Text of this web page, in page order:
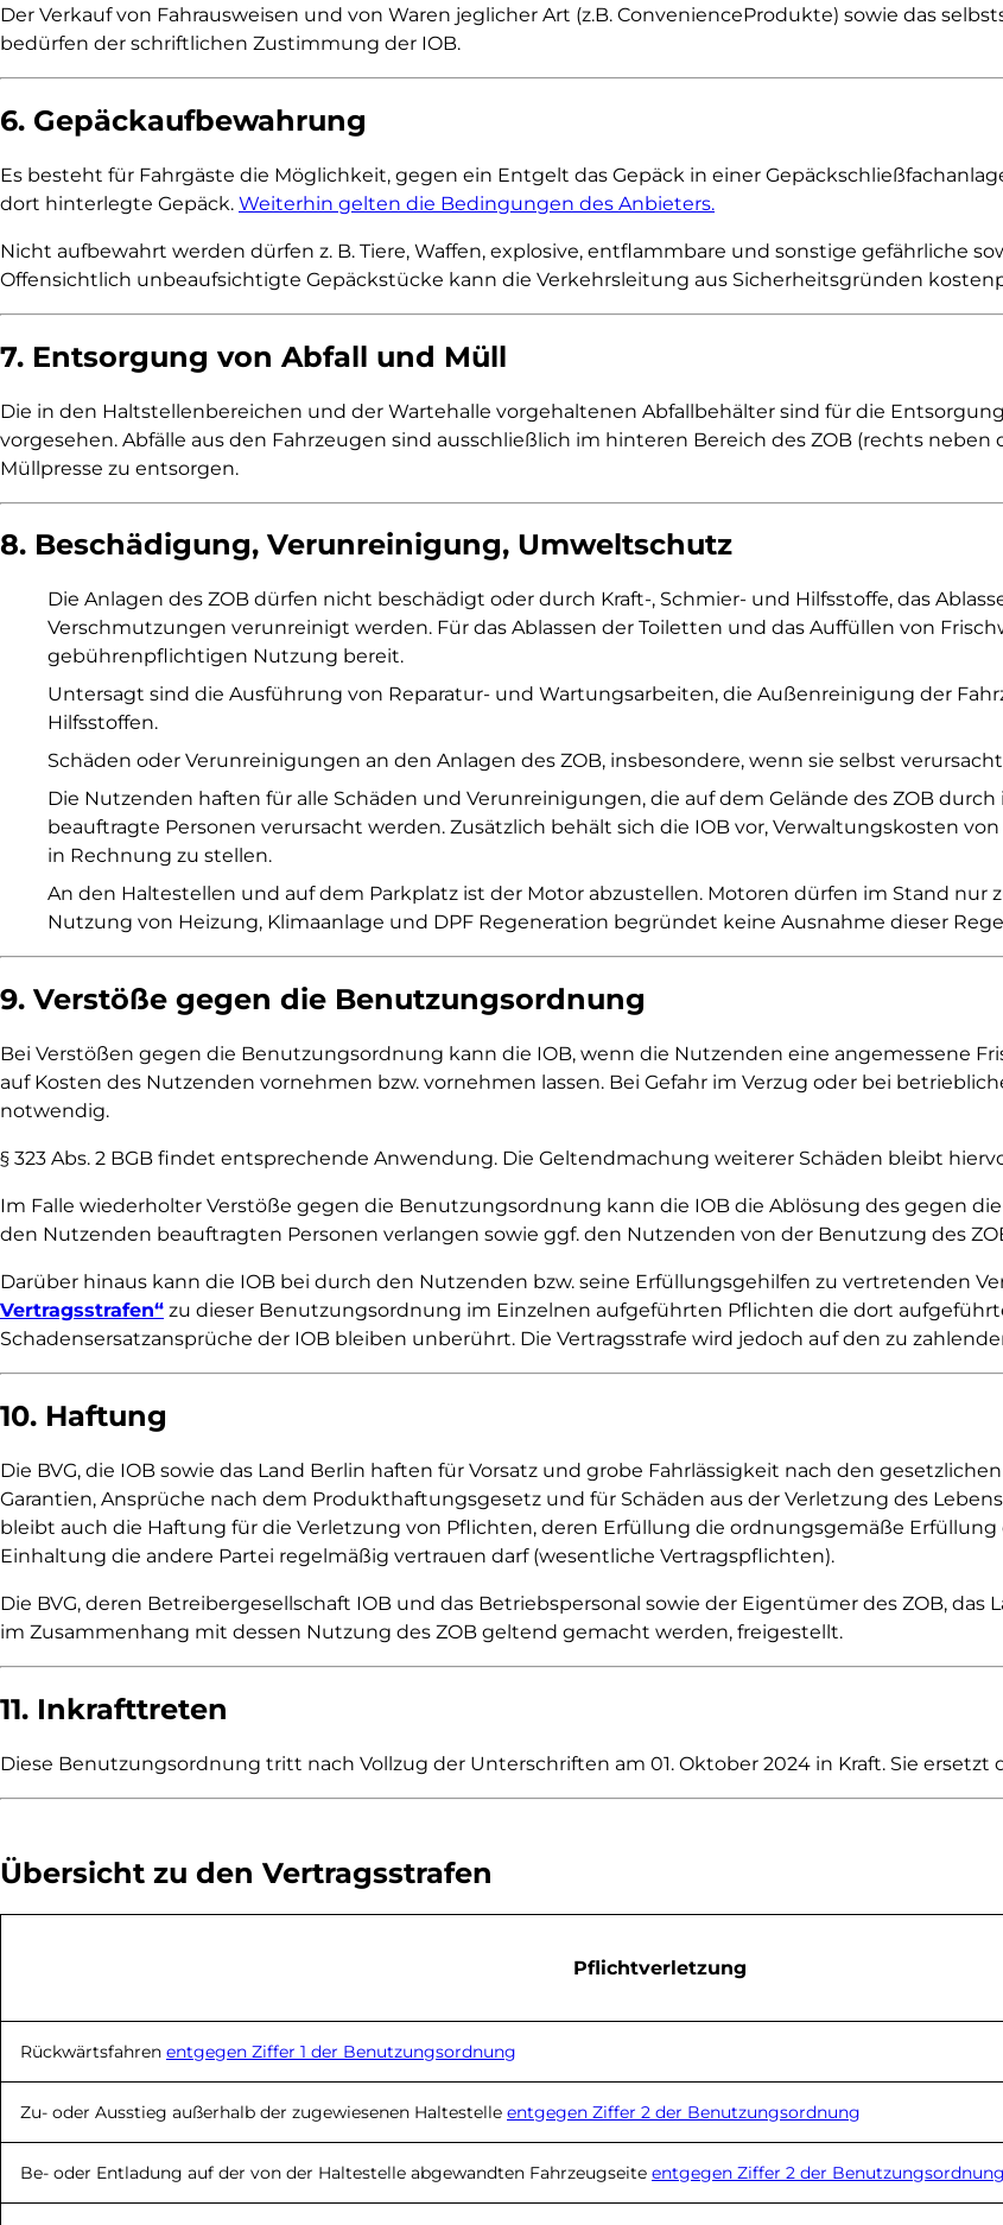
Der Verkauf von Fahrausweisen und von Waren jeglicher Art (z.B. ConvenienceProdukte) sowie das
bedürfen der schriftlichen Zustimmung der IOB.
6. Gepäckaufbewahrung
Es besteht für Fahrgäste die Möglichkeit, gegen ein Entgelt das Gepäck in einer
dort hinterlegte Gepäck. Weiterhin gelten die Bedingungen des Anbieters.
Nicht aufbewahrt werden dürfen z. B. Tiere, Waffen, explosive, entflammbare und sonstige gefährliche
Offensichtlich unbeaufsichtigte Gepäckstücke kann die Verkehrsleitung aus Sicherheitsgründen
7. Entsorgung von Abfall und Müll
Die in den Haltstellenbereichen und der Wartehalle vorgehaltenen Abfallbehälter sind für die
vorgesehen. Abfälle aus den Fahrzeugen sind ausschließlich im hinteren Bereich des ZOB (rechts
Müllpresse zu entsorgen.
8. Beschädigung, Verunreinigung, Umweltschutz
Die Anlagen des ZOB dürfen nicht beschädigt oder durch Kraft-, Schmier- und Hilfsstoffe, das
Verschmutzungen verunreinigt werden. Für das Ablassen der Toiletten und das Auffüllen von
gebührenpflichtigen Nutzung bereit.
Untersagt sind die Ausführung von Reparatur- und Wartungsarbeiten, die Außenreinigung der
Hilfsstoffen.
Schäden oder Verunreinigungen an den Anlagen des ZOB, insbesondere, wenn sie selbst
Die Nutzenden haften für alle Schäden und Verunreinigungen, die auf dem Gelände des ZOB
beauftragte Personen verursacht werden. Zusätzlich behält sich die IOB vor, Verwaltungskosten von
in Rechnung zu stellen.
An den Haltestellen und auf dem Parkplatz ist der Motor abzustellen. Motoren dürfen im Stand
Nutzung von Heizung, Klimaanlage und DPF Regeneration begründet keine Ausnahme dieser
9. Verstöße gegen die Benutzungsordnung
Bei Verstößen gegen die Benutzungsordnung kann die IOB, wenn die Nutzenden eine angemessene
auf Kosten des Nutzenden vornehmen bzw. vornehmen lassen. Bei Gefahr im Verzug oder bei
notwendig.
§ 323 Abs. 2 BGB findet entsprechende Anwendung. Die Geltendmachung weiterer Schäden bleibt
Im Falle wiederholter Verstöße gegen die Benutzungsordnung kann die IOB die Ablösung des gegen
den Nutzenden beauftragten Personen verlangen sowie ggf. den Nutzenden von der Benutzung des
Darüber hinaus kann die IOB bei durch den Nutzenden bzw. seine Erfüllungsgehilfen zu vertretenden
Vertragsstrafen“ zu dieser Benutzungsordnung im Einzelnen aufgeführten Pflichten die dort
Schadensersatzansprüche der IOB bleiben unberührt. Die Vertragsstrafe wird jedoch auf den zu
10. Haftung
Die BVG, die IOB sowie das Land Berlin haften für Vorsatz und grobe Fahrlässigkeit nach den
Garantien, Ansprüche nach dem Produkthaftungsgesetz und für Schäden aus der Verletzung des
bleibt auch die Haftung für die Verletzung von Pflichten, deren Erfüllung die ordnungsgemäße
Einhaltung die andere Partei regelmäßig vertrauen darf (wesentliche Vertragspflichten).
Die BVG, deren Betreibergesellschaft IOB und das Betriebspersonal sowie der Eigentümer des ZOB,
im Zusammenhang mit dessen Nutzung des ZOB geltend gemacht werden, freigestellt.
11. Inkrafttreten
Diese Benutzungsordnung tritt nach Vollzug der Unterschriften am 01. Oktober 2024 in Kraft. Sie ersetzt
Übersicht zu den Vertragsstrafen
Pflicht­verletzung
Rückwärtsfahren entgegen Ziffer 1 der Benutzungs­ordnung
Zu- oder Ausstieg außerhalb der zugewiesenen Haltestelle entgegen Ziffer 2 der Benutzungs­ordnung
Be- oder Entladung auf der von der Haltestelle abgewandten Fahrzeugseite entgegen Ziffer 2 der Benutzungs­ordnung